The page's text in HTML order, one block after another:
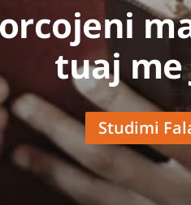
tuaj me
Studimi